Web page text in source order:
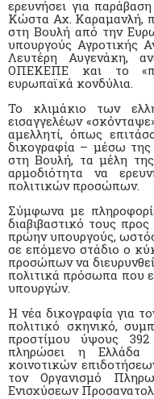
ερευνήσει για
Κώστα Αχ. Καραμανλή,
στη Βουλή από την
υπουργούς Αγροτικής
Λευτέρη Αυγενάκη,
ΟΠΕΚΕΠΕ και το
ευρωπαϊκά κονδύλια.
Το κλιμάκιο των
εισαγγελέων
αμελλητί, όπως
δικογραφία – μέσω
στη Βουλή, τα μέλη
αρμοδιότητα να
πολιτικών προσώπων.
Σύμφωνα με
διαβιβαστικό τους
πρώην υπουργούς,
σε επόμενο στάδιο ο
προσώπων να
πολιτικά πρόσωπα που
υπουργών.
Η νέα δικογραφία για
πολιτικό σκηνικό,
προστίμου ύψους
πληρώσει η Ελλάδα
κοινοτικών
τον Οργανισμό
Ενισχύσεων